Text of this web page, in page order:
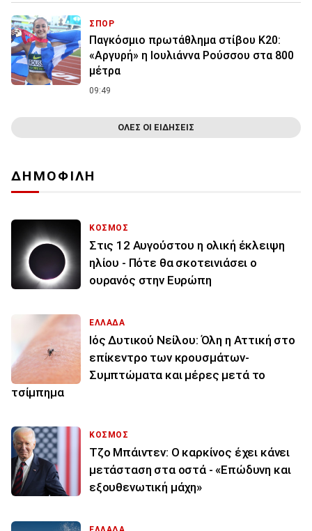
ΣΠΟΡ
Παγκόσμιο πρωτάθλημα στίβου Κ20:
«Αργυρή» η Ιουλιάννα Ρούσσου στα 800
μέτρα
09:49
ΟΛΕΣ ΟΙ ΕΙΔΗΣΕΙΣ
ΔΗΜΟΦΙΛΗ
ΚΟΣΜΟΣ
Στις 12 Αυγούστου η ολική έκλειψη
ηλίου - Πότε θα σκοτεινιάσει ο
ουρανός στην Ευρώπη
ΕΛΛΑΔΑ
Ιός Δυτικού Νείλου: Όλη η Αττική στο
επίκεντρο των κρουσμάτων-
Συμπτώματα και μέρες μετά το
τσίμπημα
ΚΟΣΜΟΣ
Τζο Μπάιντεν: Ο καρκίνος έχει κάνει
μετάσταση στα οστά - «Επώδυνη και
εξουθενωτική μάχη»